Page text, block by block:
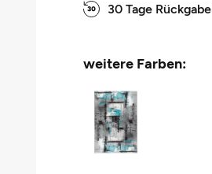
30 Tage
weitere Farben: